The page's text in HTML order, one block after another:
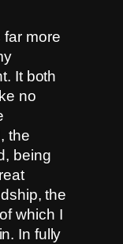
far more
It both
no
the
being
the
which I
In fully